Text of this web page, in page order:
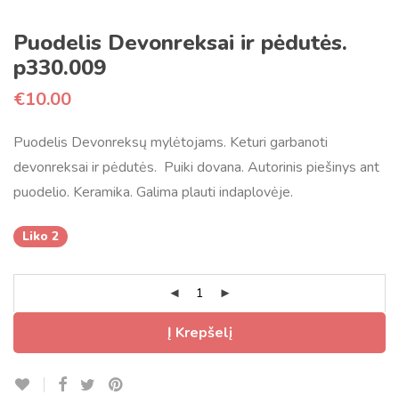
Puodelis Devonreksai ir pėdutės.
p330.009
€10.00
Puodelis Devonreksų mylėtojams. Keturi garbanoti
devonreksai ir pėdutės. Puiki dovana. Autorinis piešinys ant
puodelio. Keramika. Galima plauti indaplovėje.
Liko 2
Į Krepšelį